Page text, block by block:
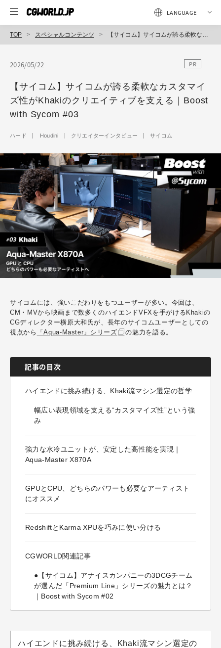
TOP スペシャルコンテンツ 【サイコム】サイコムが誇る柔軟なカスタマイズ性がKhakiのクリエイティブを支える｜Boost with Sycom #03
2026/05/22 PR
【サイコム】サイコムが誇る柔軟なカスタマイ
ズ性がKhakiのクリエイティブを支える｜Boost
with Sycom #03
ハード Houdini クリエイターインタビュー サイコム
サイコムには、強いこだわりをもつユーザーが多い。今回は、
CM・MVから映画まで数多くのハイエンドVFXを手がけるKhakiの
CGディレクター横原大和氏が、長年のサイコムユーザーとしての
視点から
「Aqua-Master」シリーズ の魅力を語る。
記事の目次
ハイエンドに挑み続ける、Khaki流マシン選定の哲学
幅広い表現領域を支える“カスタマイズ性”という強
み
強力な水冷ユニットが、安定した高性能を実現｜
Aqua-Master X870A
GPUとCPU、どちらのパワーも必要なアーティスト
にオススメ
RedshiftとKarma XPUを巧みに使い分ける
CGWORLD関連記事
●【サイコム】アナイスカンパニーの3DCGチーム
が選んだ「Premium Line」シリーズの魅力とは？
｜Boost with Sycom #02
ハイエンドに挑み続ける、Khaki流マシン選定の